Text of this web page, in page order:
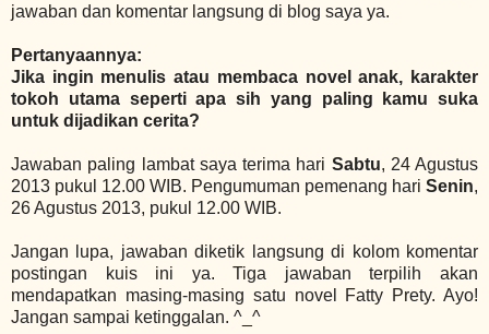
jawaban dan komentar langsung di blog saya ya.
Pertanyaannya:
Jika ingin menulis atau membaca novel anak, karakter
tokoh utama seperti apa sih yang paling kamu suka
untuk dijadikan cerita?
Jawaban paling lambat saya terima hari Sabtu, 24 Agustus
2013 pukul 12.00 WIB. Pengumuman pemenang hari Senin,
26 Agustus 2013, pukul 12.00 WIB.
Jangan lupa, jawaban diketik langsung di kolom komentar
postingan kuis ini ya. Tiga jawaban terpilih akan
mendapatkan masing-masing satu novel Fatty Prety. Ayo!
Jangan sampai ketinggalan. ^_^